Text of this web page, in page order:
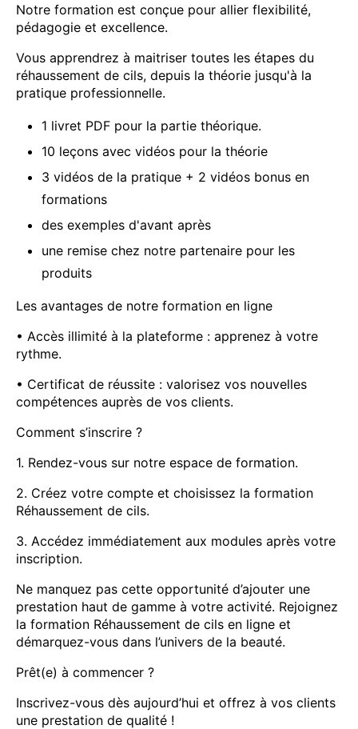
Notre formation est conçue pour allier flexibilité,
pédagogie et excellence.
Vous apprendrez à maitriser toutes les étapes du
réhaussement de cils, depuis la théorie jusqu'à la
pratique professionnelle.
1 livret PDF pour la partie théorique.
10 leçons avec vidéos pour la théorie
3 vidéos de la pratique + 2 vidéos bonus en
formations
des exemples d'avant après
une remise chez notre partenaire pour les
produits
Les avantages de notre formation en ligne
• Accès illimité à la plateforme : apprenez à votre
rythme.
• Certificat de réussite : valorisez vos nouvelles
compétences auprès de vos clients.
Comment s’inscrire ?
1. Rendez-vous sur notre espace de formation.
2. Créez votre compte et choisissez la formation
Réhaussement de cils.
3. Accédez immédiatement aux modules après votre
inscription.
Ne manquez pas cette opportunité d’ajouter une
prestation haut de gamme à votre activité. Rejoignez
la formation Réhaussement de cils en ligne et
démarquez-vous dans l’univers de la beauté.
Prêt(e) à commencer ?
Inscrivez-vous dès aujourd’hui et offrez à vos clients
une prestation de qualité !